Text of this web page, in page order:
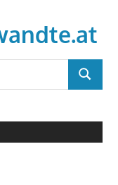
SUCHEN